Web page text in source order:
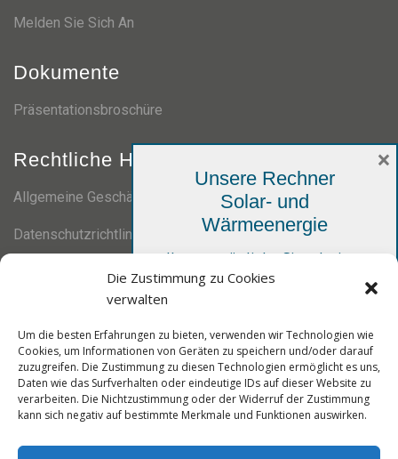
Die Zustimmung zu Cookies
verwalten
Um die besten Erfahrungen zu bieten, verwenden wir Technologien wie
Cookies, um Informationen von Geräten zu speichern und/oder darauf
zuzugreifen. Die Zustimmung zu diesen Technologien ermöglicht es uns,
Daten wie das Surfverhalten oder eindeutige IDs auf dieser Website zu
verarbeiten. Die Nichtzustimmung oder der Widerruf der Zustimmung
kann sich negativ auf bestimmte Merkmale und Funktionen auswirken.
Melden Sie Sich An
Dokumente
Präsentationsbroschüre
Rechtliche Hinweise
Allgemeine Geschäftsbedingungen
Datenschutzrichtlinie
Zertifizierungen
Unsere Rechner
Solar- und
Wärmeenergie
Ihre persönliche Simulation,
kostenlos und unverbindlich
×